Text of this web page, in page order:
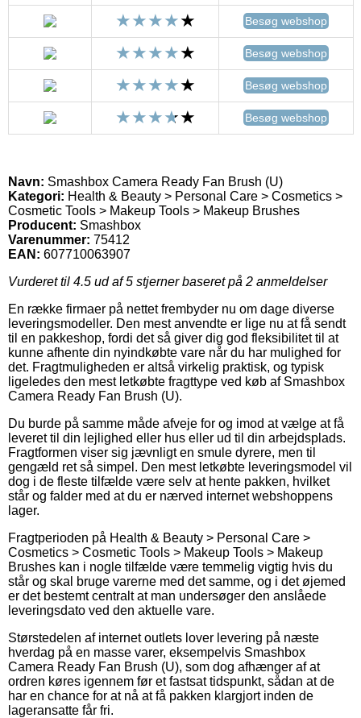
Besøg webshop
Besøg webshop
Besøg webshop
Besøg webshop
Navn: Smashbox Camera Ready Fan Brush (U)
Kategori: Health & Beauty > Personal Care > Cosmetics >
Cosmetic Tools > Makeup Tools > Makeup Brushes
Producent: Smashbox
Varenummer: 75412
EAN: 607710063907
Vurderet til 4.5 ud af 5 stjerner baseret på 2 anmeldelser
En række firmaer på nettet frembyder nu om dage diverse
leveringsmodeller. Den mest anvendte er lige nu at få sendt
til en pakkeshop, fordi det så giver dig god fleksibilitet til at
kunne afhente din nyindkøbte vare når du har mulighed for
det. Fragtmuligheden er altså virkelig praktisk, og typisk
ligeledes den mest letkøbte fragttype ved køb af Smashbox
Camera Ready Fan Brush (U).
Du burde på samme måde afveje for og imod at vælge at få
leveret til din lejlighed eller hus eller ud til din arbejdsplads.
Fragtformen viser sig jævnligt en smule dyrere, men til
gengæld ret så simpel. Den mest letkøbte leveringsmodel vil
dog i de fleste tilfælde være selv at hente pakken, hvilket
står og falder med at du er nærved internet webshoppens
lager.
Fragtperioden på Health & Beauty > Personal Care >
Cosmetics > Cosmetic Tools > Makeup Tools > Makeup
Brushes kan i nogle tilfælde være temmelig vigtig hvis du
står og skal bruge varerne med det samme, og i det øjemed
er det bestemt centralt at man undersøger den anslåede
leveringsdato ved den aktuelle vare.
Størstedelen af internet outlets lover levering på næste
hverdag på en masse varer, eksempelvis Smashbox
Camera Ready Fan Brush (U), som dog afhænger af at
ordren køres igennem før et fastsat tidspunkt, sådan at de
har en chance for at nå at få pakken klargjort inden de
lageransatte får fri.